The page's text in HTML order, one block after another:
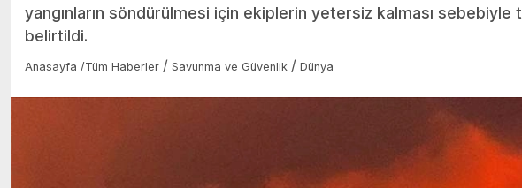
yangınların söndürülmesi için ekiplerin yetersiz kalması
belirtildi.
Anasayfa /Tüm Haberler / Savunma ve Güvenlik / Dünya